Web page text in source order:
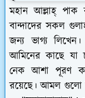
মহান আল্লাহ্‌ পাক
বান্দাদের সকল
জন্য ভাগ্য
আমিনের কাছে যা
নেক আশা পূরণ
রয়েছে। আমল গুলো